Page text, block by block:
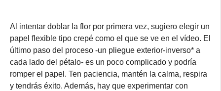
Al intentar doblar la flor por primera vez, sugiero elegir un
papel flexible tipo crepé como el que se ve en el vídeo. El
último paso del proceso -un pliegue exterior-inverso* a
cada lado del pétalo- es un poco complicado y podría
romper el papel. Ten paciencia, mantén la calma, respira
y tendrás éxito. Además, hay que experimentar con